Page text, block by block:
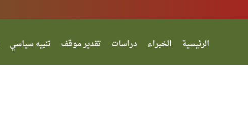
الرئيسية الخبراء دراسات تقدير موقف تنبيه سياسي